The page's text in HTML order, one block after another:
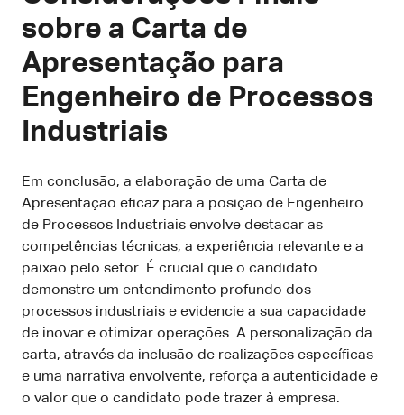
sobre a Carta de
Apresentação para
Engenheiro de Processos
Industriais
Em conclusão, a elaboração de uma Carta de
Apresentação eficaz para a posição de Engenheiro
de Processos Industriais envolve destacar as
competências técnicas, a experiência relevante e a
paixão pelo setor. É crucial que o candidato
demonstre um entendimento profundo dos
processos industriais e evidencie a sua capacidade
de inovar e otimizar operações. A personalização da
carta, através da inclusão de realizações específicas
e uma narrativa envolvente, reforça a autenticidade e
o valor que o candidato pode trazer à empresa.